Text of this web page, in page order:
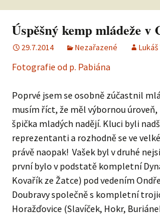
Úspěšný kemp mládeže v
29.7.2014 Nezařazené Lukáš
Fotografie od p. Pabiána
Poprvé jsem se osobně zúčastnil
musím říct, že měl výbornou
špička mladých nadějí. Kluci byli
reprezentanti a rozhodně se ve
právě naopak! Vašek byl v druhé
první bylo v podstatě kompletní
Kovařík ze Žatce) pod vedením
Doubravy společně s kompletní
Horažďovice (Slavíček, Hokr,